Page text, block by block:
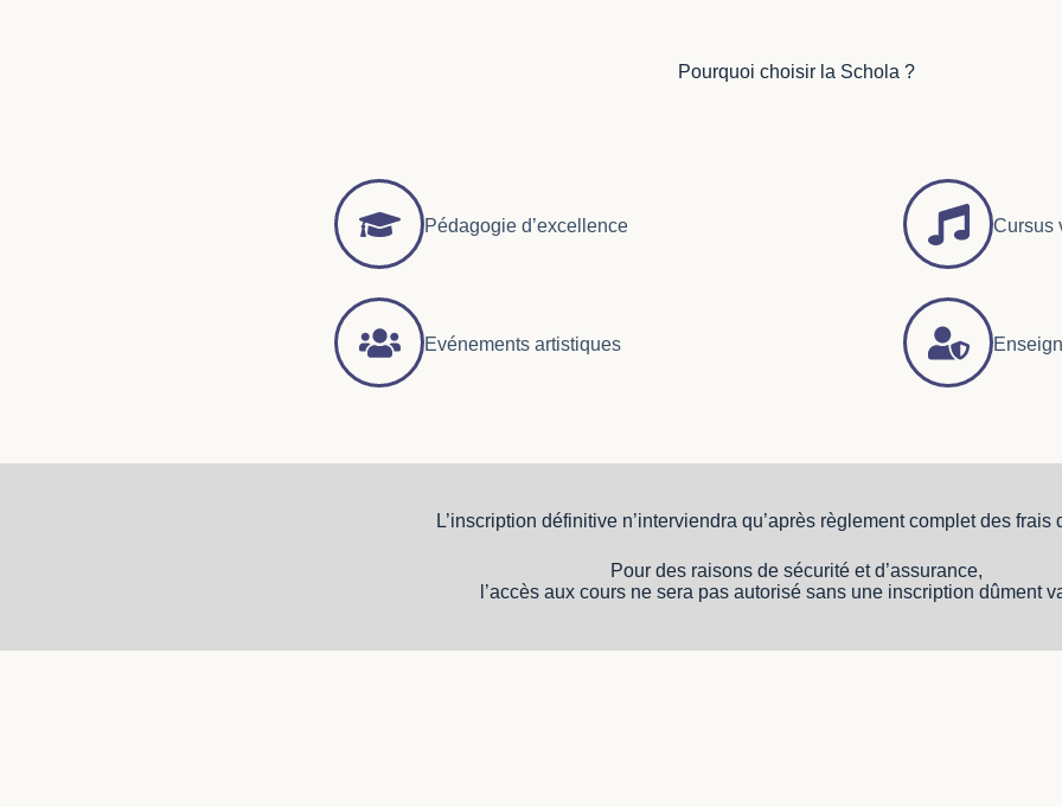
Pourquoi choisir la Schola ?
Pédagogie d’excellence Cursus
Evénements artistiques
L’inscription définitive n’interviendra qu’après règlement complet des frais
Pour des raisons de sécurité et d’assurance,
l’accès aux cours ne sera pas autorisé sans une inscription dûment